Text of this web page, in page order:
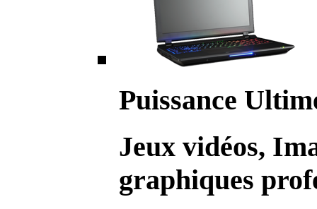
Puissance
Jeux vidéos,
graphiques